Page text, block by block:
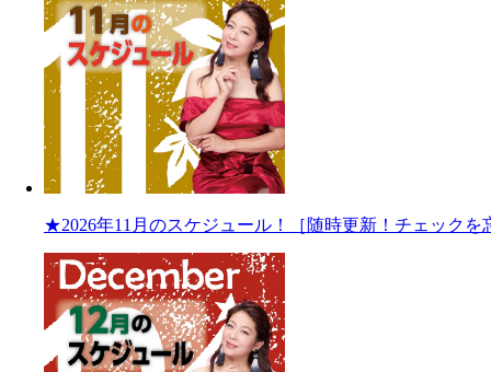
★2026年11月のスケジュール！［随時更新！チェックを